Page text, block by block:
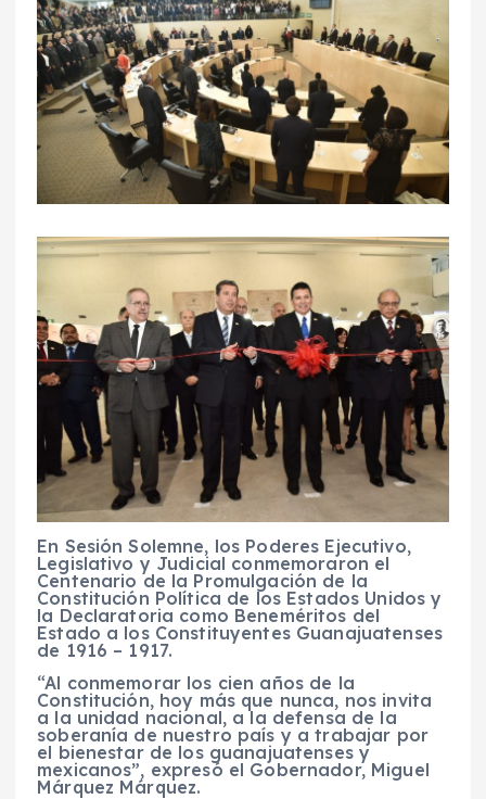
En Sesión Solemne, los Poderes Ejecutivo,
Legislativo y Judicial conmemoraron el
Centenario de la Promulgación de la
Constitución Política de los Estados Unidos y
la Declaratoria como Beneméritos del
Estado a los Constituyentes Guanajuatenses
de 1916 – 1917.
“Al conmemorar los cien años de la
Constitución, hoy más que nunca, nos invita
a la unidad nacional, a la defensa de la
soberanía de nuestro país y a trabajar por
el bienestar de los guanajuatenses y
mexicanos”, expresó el Gobernador, Miguel
Márquez Márquez.